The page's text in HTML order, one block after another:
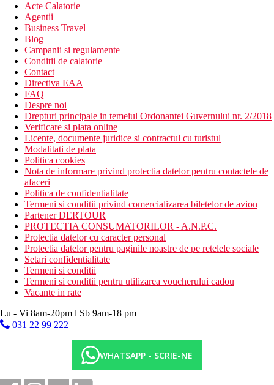
Acte Calatorie
Agentii
Business Travel
Blog
Campanii si regulamente
Conditii de calatorie
Contact
Directiva EAA
FAQ
Despre noi
Drepturi principale in temeiul Ordonantei Guvernului nr. 2/2018
Verificare si plata online
Licente, documente juridice si contractul cu turistul
Modalitati de plata
Politica cookies
Nota de informare privind protectia datelor pentru contactele de
afaceri
Politica de confidentialitate
Termeni si conditii privind comercializarea biletelor de avion
Partener DERTOUR
PROTECTIA CONSUMATORILOR - A.N.P.C.
Protectia datelor cu caracter personal
Protectia datelor pentru paginile noastre de pe retelele sociale
Setari confidentialitate
Termeni si conditii
Termeni si conditii pentru utilizarea voucherului cadou
Vacante in rate
Lu - Vi 8am-20pm l Sb 9am-18 pm
031 22 99 222
WHATSAPP - SCRIE-NE